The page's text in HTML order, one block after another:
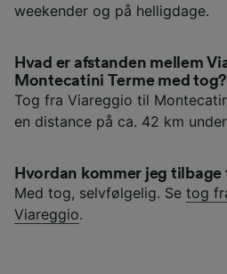
weekender og på helligdage.
Hvad er afstanden mellem
Montecatini Terme med tog?
Tog fra Viareggio til
en distance på ca. 42 km
Hvordan kommer jeg
Med tog, selvfølgelig. Se tog
Viareggio.